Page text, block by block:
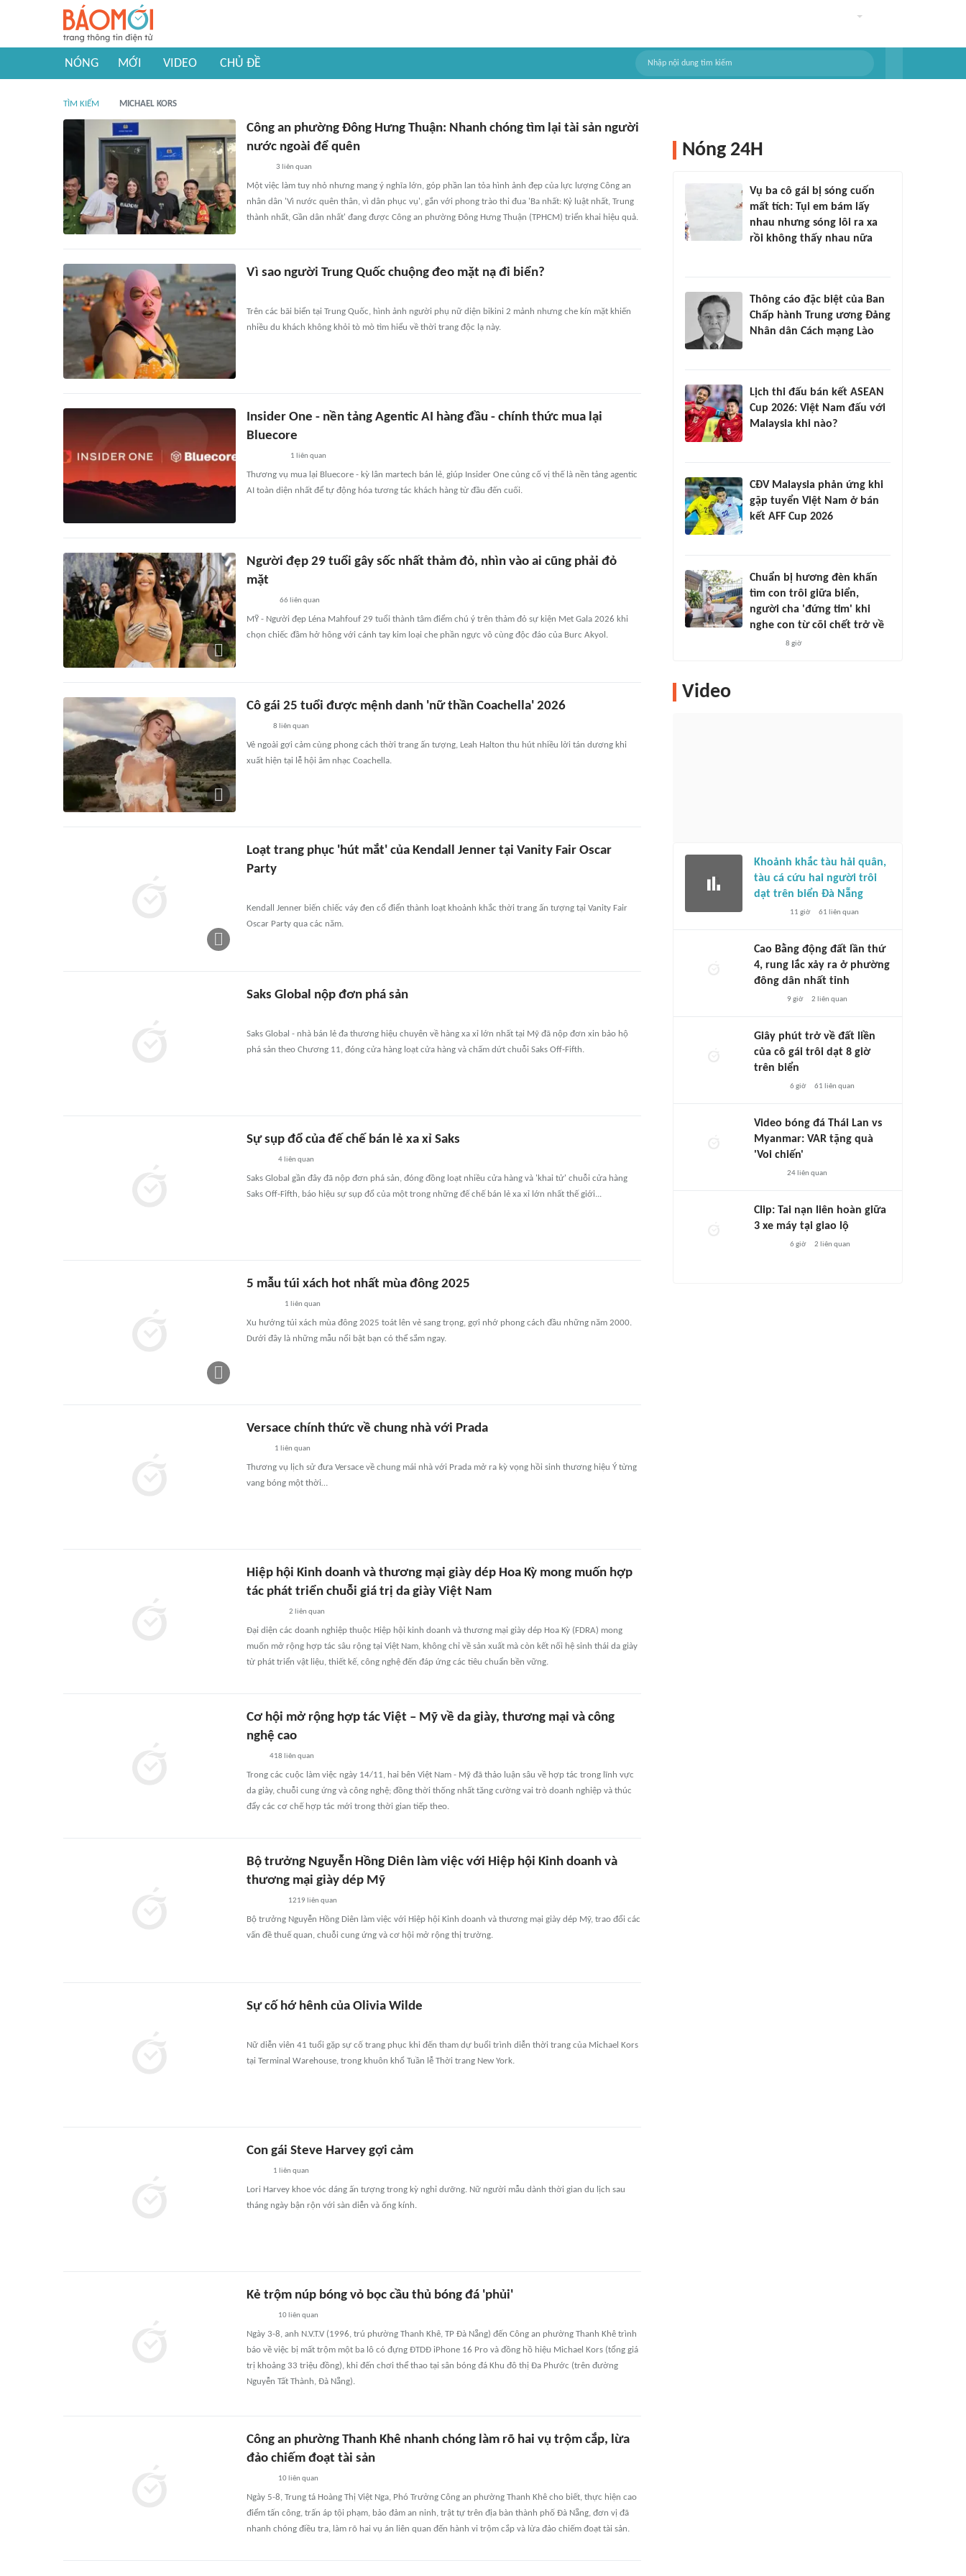
NÓNG MỚI VIDEO CHỦ ĐỀ
TÌM KIẾM MICHAEL KORS
Công an phường Đông Hưng Thuận: Nhanh chóng tìm lại tài sản người
nước ngoài để quên
3 liên quan
Một việc làm tuy nhỏ nhưng mang ý nghĩa lớn, góp phần lan tỏa hình ảnh đẹp của lực lượng Công an
nhân dân 'Vì nước quên thân, vì dân phục vụ', gắn với phong trào thi đua 'Ba nhất: Kỷ luật nhất, Trung
thành nhất, Gần dân nhất' đang được Công an phường Đông Hưng Thuận (TPHCM) triển khai hiệu quả.
Vì sao người Trung Quốc chuộng đeo mặt nạ đi biển?
Trên các bãi biển tại Trung Quốc, hình ảnh người phụ nữ diện bikini 2 mảnh nhưng che kín mặt khiến
nhiều du khách không khỏi tò mò tìm hiểu về thời trang độc lạ này.
Insider One - nền tảng Agentic AI hàng đầu - chính thức mua lại
Bluecore
1 liên quan
Thương vụ mua lại Bluecore - kỳ lân martech bán lẻ, giúp Insider One củng cố vị thế là nền tảng agentic
AI toàn diện nhất để tự động hóa tương tác khách hàng từ đầu đến cuối.
Người đẹp 29 tuổi gây sốc nhất thảm đỏ, nhìn vào ai cũng phải đỏ
mặt
66 liên quan
MỸ - Người đẹp Léna Mahfouf 29 tuổi thành tâm điểm chú ý trên thảm đỏ sự kiện Met Gala 2026 khi
chọn chiếc đầm hở hông với cánh tay kim loại che phần ngực vô cùng độc đáo của Burc Akyol.
Cô gái 25 tuổi được mệnh danh 'nữ thần Coachella' 2026
8 liên quan
Vẻ ngoài gợi cảm cùng phong cách thời trang ấn tượng, Leah Halton thu hút nhiều lời tán dương khi
xuất hiện tại lễ hội âm nhạc Coachella.
Loạt trang phục 'hút mắt' của Kendall Jenner tại Vanity Fair Oscar
Party
Kendall Jenner biến chiếc váy đen cổ điển thành loạt khoảnh khắc thời trang ấn tượng tại Vanity Fair
Oscar Party qua các năm.
Saks Global nộp đơn phá sản
Saks Global - nhà bán lẻ đa thương hiệu chuyên về hàng xa xỉ lớn nhất tại Mỹ đã nộp đơn xin bảo hộ
phá sản theo Chương 11, đóng cửa hàng loạt cửa hàng và chấm dứt chuỗi Saks Off-Fifth.
Sự sụp đổ của đế chế bán lẻ xa xỉ Saks
4 liên quan
Saks Global gần đây đã nộp đơn phá sản, đóng đồng loạt nhiều cửa hàng và 'khai tử' chuỗi cửa hàng
Saks Off-Fifth, báo hiệu sự sụp đổ của một trong những đế chế bán lẻ xa xỉ lớn nhất thế giới...
5 mẫu túi xách hot nhất mùa đông 2025
1 liên quan
Xu hướng túi xách mùa đông 2025 toát lên vẻ sang trọng, gợi nhớ phong cách đầu những năm 2000.
Dưới đây là những mẫu nổi bật bạn có thể sắm ngay.
Versace chính thức về chung nhà với Prada
1 liên quan
Thương vụ lịch sử đưa Versace về chung mái nhà với Prada mở ra kỳ vọng hồi sinh thương hiệu Ý từng
vang bóng một thời…
Hiệp hội Kinh doanh và thương mại giày dép Hoa Kỳ mong muốn hợp
tác phát triển chuỗi giá trị da giày Việt Nam
2 liên quan
Đại diện các doanh nghiệp thuộc Hiệp hội kinh doanh và thương mại giày dép Hoa Kỳ (FDRA) mong
muốn mở rộng hợp tác sâu rộng tại Việt Nam, không chỉ về sản xuất mà còn kết nối hệ sinh thái da giày
từ phát triển vật liệu, thiết kế, công nghệ đến đáp ứng các tiêu chuẩn bền vững.
Cơ hội mở rộng hợp tác Việt – Mỹ về da giày, thương mại và công
nghệ cao
418 liên quan
Trong các cuộc làm việc ngày 14/11, hai bên Việt Nam - Mỹ đã thảo luận sâu về hợp tác trong lĩnh vực
da giày, chuỗi cung ứng và công nghệ; đồng thời thống nhất tăng cường vai trò doanh nghiệp và thúc
đẩy các cơ chế hợp tác mới trong thời gian tiếp theo.
Bộ trưởng Nguyễn Hồng Diên làm việc với Hiệp hội Kinh doanh và
thương mại giày dép Mỹ
1219 liên quan
Bộ trưởng Nguyễn Hồng Diên làm việc với Hiệp hội Kinh doanh và thương mại giày dép Mỹ, trao đổi các
vấn đề thuế quan, chuỗi cung ứng và cơ hội mở rộng thị trường.
Sự cố hớ hênh của Olivia Wilde
Nữ diễn viên 41 tuổi gặp sự cố trang phục khi đến tham dự buổi trình diễn thời trang của Michael Kors
tại Terminal Warehouse, trong khuôn khổ Tuần lễ Thời trang New York.
Con gái Steve Harvey gợi cảm
1 liên quan
Lori Harvey khoe vóc dáng ấn tượng trong kỳ nghỉ dưỡng. Nữ người mẫu dành thời gian du lịch sau
tháng ngày bận rộn với sàn diễn và ống kính.
Kẻ trộm núp bóng vỏ bọc cầu thủ bóng đá 'phủi'
10 liên quan
Ngày 3-8, anh N.V.T.V (1996, trú phường Thanh Khê, TP Đà Nẵng) đến Công an phường Thanh Khê trình
báo về việc bị mất trộm một ba lô có đựng ĐTDĐ iPhone 16 Pro và đồng hồ hiệu Michael Kors (tổng giá
trị khoảng 33 triệu đồng), khi đến chơi thể thao tại sân bóng đá Khu đô thị Đa Phước (trên đường
Nguyễn Tất Thành, Đà Nẵng).
Công an phường Thanh Khê nhanh chóng làm rõ hai vụ trộm cắp, lừa
đảo chiếm đoạt tài sản
10 liên quan
Ngày 5-8, Trung tá Hoàng Thị Việt Nga, Phó Trưởng Công an phường Thanh Khê cho biết, thực hiện cao
điểm tấn công, trấn áp tội phạm, bảo đảm an ninh, trật tự trên địa bàn thành phố Đà Nẵng, đơn vị đã
nhanh chóng điều tra, làm rõ hai vụ án liên quan đến hành vi trộm cắp và lừa đảo chiếm đoạt tài sản.
Nóng 24H
Vụ ba cô gái bị sóng cuốn
mất tích: Tụi em bám lấy
nhau nhưng sóng lôi ra xa
rồi không thấy nhau nữa
Thông cáo đặc biệt của Ban
Chấp hành Trung ương Đảng
Nhân dân Cách mạng Lào
Lịch thi đấu bán kết ASEAN
Cup 2026: Việt Nam đấu với
Malaysia khi nào?
CĐV Malaysia phản ứng khi
gặp tuyển Việt Nam ở bán
kết AFF Cup 2026
Chuẩn bị hương đèn khấn
tìm con trôi giữa biển,
người cha 'đứng tim' khi
nghe con từ cõi chết trở về
8 giờ
Video
Khoảnh khắc tàu hải quân,
tàu cá cứu hai người trôi
dạt trên biển Đà Nẵng
11 giờ 61 liên quan
Cao Bằng động đất lần thứ
4, rung lắc xảy ra ở phường
đông dân nhất tỉnh
9 giờ 2 liên quan
Giây phút trở về đất liền
của cô gái trôi dạt 8 giờ
trên biển
6 giờ 61 liên quan
Video bóng đá Thái Lan vs
Myanmar: VAR tặng quà
'Voi chiến'
24liên quan
Clip: Tai nạn liên hoàn giữa
3 xe máy tại giao lộ
6 giờ 2 liên quan